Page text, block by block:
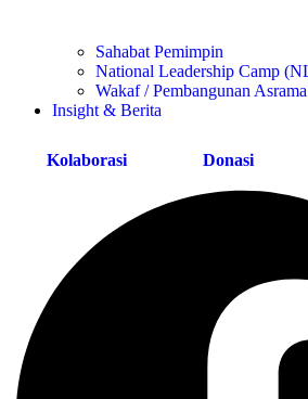
Sahabat Pemimpin
National Leadership Camp
Wakaf / Pembangunan Asrama
Insight & Berita
Kolaborasi Donasi